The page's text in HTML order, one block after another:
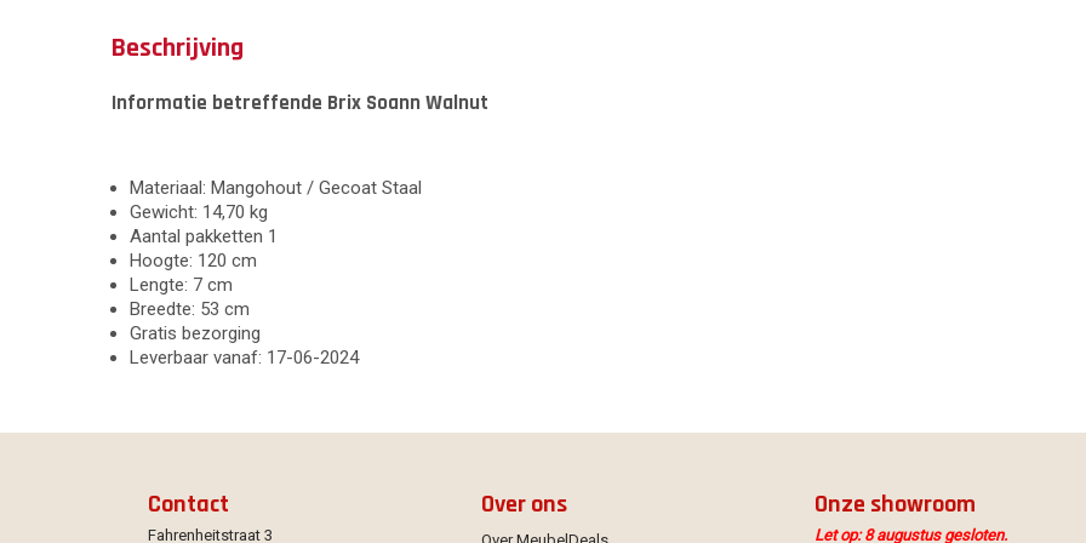
Beschrijving
Informatie betreffende Brix Soann Walnut
Materiaal: Mangohout / Gecoat Staal
Gewicht: 14,70 kg
Aantal pakketten 1
Hoogte: 120 cm
Lengte: 7 cm
Breedte: 53 cm
Gratis bezorging
Leverbaar vanaf: 17-06-2024
Contact
Fahrenheitstraat 3
Over ons Onze showroom
Let op: 8 augustus gesloten.